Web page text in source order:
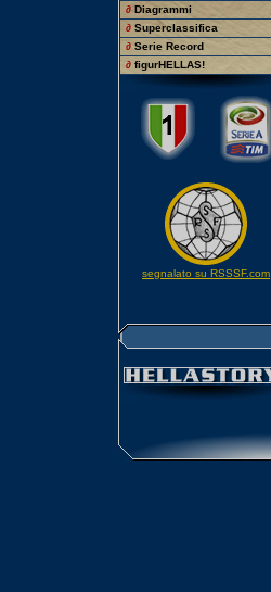
∂ Diagrammi
∂ Superclassifica
∂ Serie Record
∂ figurHELLAS!
segnalato su RSSSF.com